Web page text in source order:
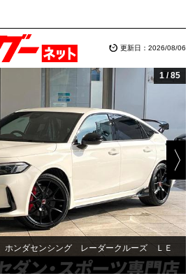
更新日：2026/08/06
ンダセンシング レーダークルーズ ＬＥ
1/85